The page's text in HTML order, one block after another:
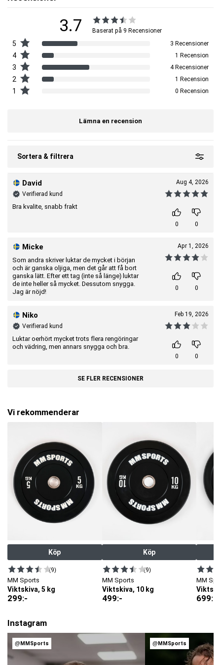
Viktplattorna säljs styckvis.
Artnr:
Tillverkare:
EAN:
3.7 Baserat på 9 Recensioner
5 3 Recensioner
4 1 Recension
3 4 Recensioner
2 1 Recension
1 0 Recension
Lämna en recension
Sortera & filtrera
David
Verifierad kund
Bra kvalite, snabb frakt
Aug 4, 2026
0 0
Micke
Som andra skriver luktar de mycket i början
och är ganska oljiga, men det går att få bort
ganska lätt. Efter ett tag (inte så länge) luktar
de inte heller så mycket. Dessutom snygga.
Jag är nöjd!
Apr 1, 2026
0 0
Niko
Verifierad kund
Luktar oerhört mycket trots flera rengöringar
och vädring, men annars snygga och bra.
Feb 19, 2026
0 0
SE FLER RECENSIONER
Vi rekommenderar
Köp
(9)
MM Sports
Viktskiva, 5 kg
299:-
Köp
(9)
MM Sports
Viktskiva, 10 kg
499:-
MM
699:-
Instagram
@MMSports @MMSports